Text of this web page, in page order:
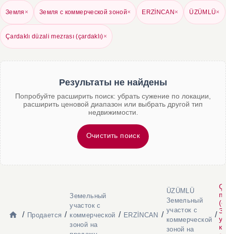
Земля × Земля с коммерческой зоной× ERZİNCAN × ÜZÜMLÜ×
Çardaklı düzali mezrası (çardaklı)×
Результаты не найдены
Попробуйте расширить поиск: убрать сужение по локации,
расширить ценовой диапазон или выбрать другой тип
недвижимости.
Очистить поиск
/ Продается /
Земельный
участок с
коммерческой
зоной на
/ ERZİNCAN /
ÜZÜMLÜ
Земельный
участок с
коммерческой
зоной на
/